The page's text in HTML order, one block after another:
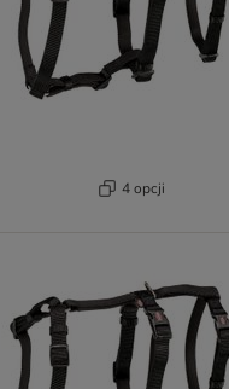
4 opcji